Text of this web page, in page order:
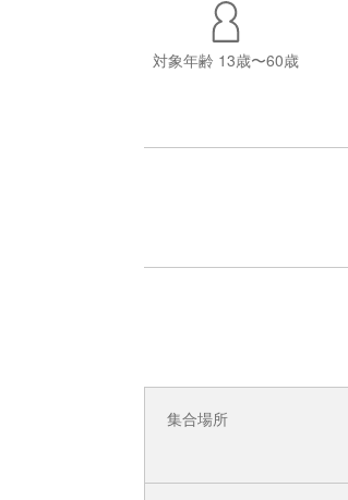
対象年齢 13歳〜60歳
集合場所